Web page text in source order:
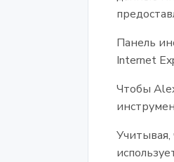
Панель
Internet
Чтобы